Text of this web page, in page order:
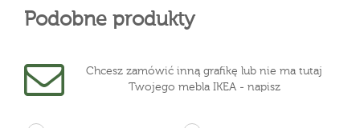
Podobne produkty
Chcesz zamówić inną grafikę lub nie ma tutaj
Twojego mebla IKEA - napisz